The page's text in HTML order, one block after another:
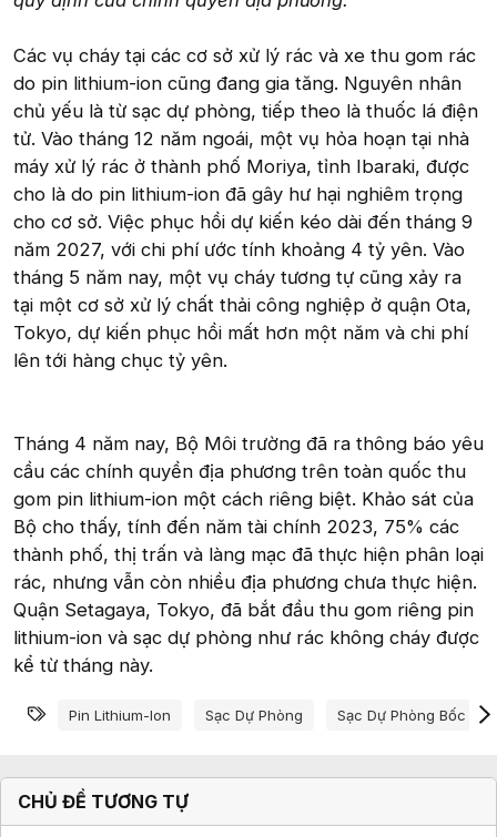
Các vụ cháy tại các cơ sở xử lý rác và xe thu gom rác
do pin lithium-ion cũng đang gia tăng. Nguyên nhân
chủ yếu là từ sạc dự phòng, tiếp theo là thuốc lá điện
tử. Vào tháng 12 năm ngoái, một vụ hỏa hoạn tại nhà
máy xử lý rác ở thành phố Moriya, tỉnh Ibaraki, được
cho là do pin lithium-ion đã gây hư hại nghiêm trọng
cho cơ sở. Việc phục hồi dự kiến kéo dài đến tháng 9
năm 2027, với chi phí ước tính khoảng 4 tỷ yên. Vào
tháng 5 năm nay, một vụ cháy tương tự cũng xảy ra
tại một cơ sở xử lý chất thải công nghiệp ở quận Ota,
Tokyo, dự kiến phục hồi mất hơn một năm và chi phí
lên tới hàng chục tỷ yên.
Tháng 4 năm nay, Bộ Môi trường đã ra thông báo yêu
cầu các chính quyền địa phương trên toàn quốc thu
gom pin lithium-ion một cách riêng biệt. Khảo sát của
Bộ cho thấy, tính đến năm tài chính 2023, 75% các
thành phố, thị trấn và làng mạc đã thực hiện phân loại
rác, nhưng vẫn còn nhiều địa phương chưa thực hiện.
Quận Setagaya, Tokyo, đã bắt đầu thu gom riêng pin
lithium-ion và sạc dự phòng như rác không cháy được
kể từ tháng này.
Từ khóa
Pin Lithium-Ion Sạc Dự Phòng Sạc Dự Phòng Bốc
CHỦ ĐỀ TƯƠNG TỰ